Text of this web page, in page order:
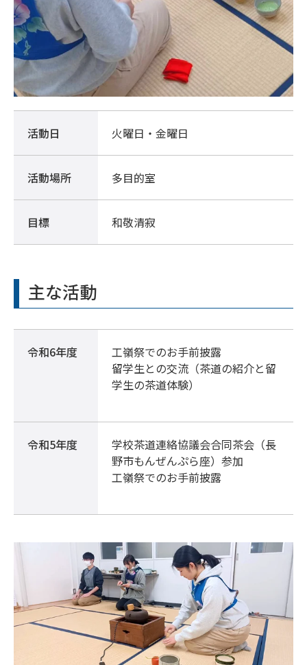
活動日 火曜日・金曜日
活動場所 多目的室
目標 和敬清寂
主な活動
令和6年度
工嶺祭でのお手前披露
留学生との交流（茶道の紹介と留
学生の茶道体験）
令和5年度
学校茶道連絡協議会合同茶会（長
野市もんぜんぷら座）参加
工嶺祭でのお手前披露